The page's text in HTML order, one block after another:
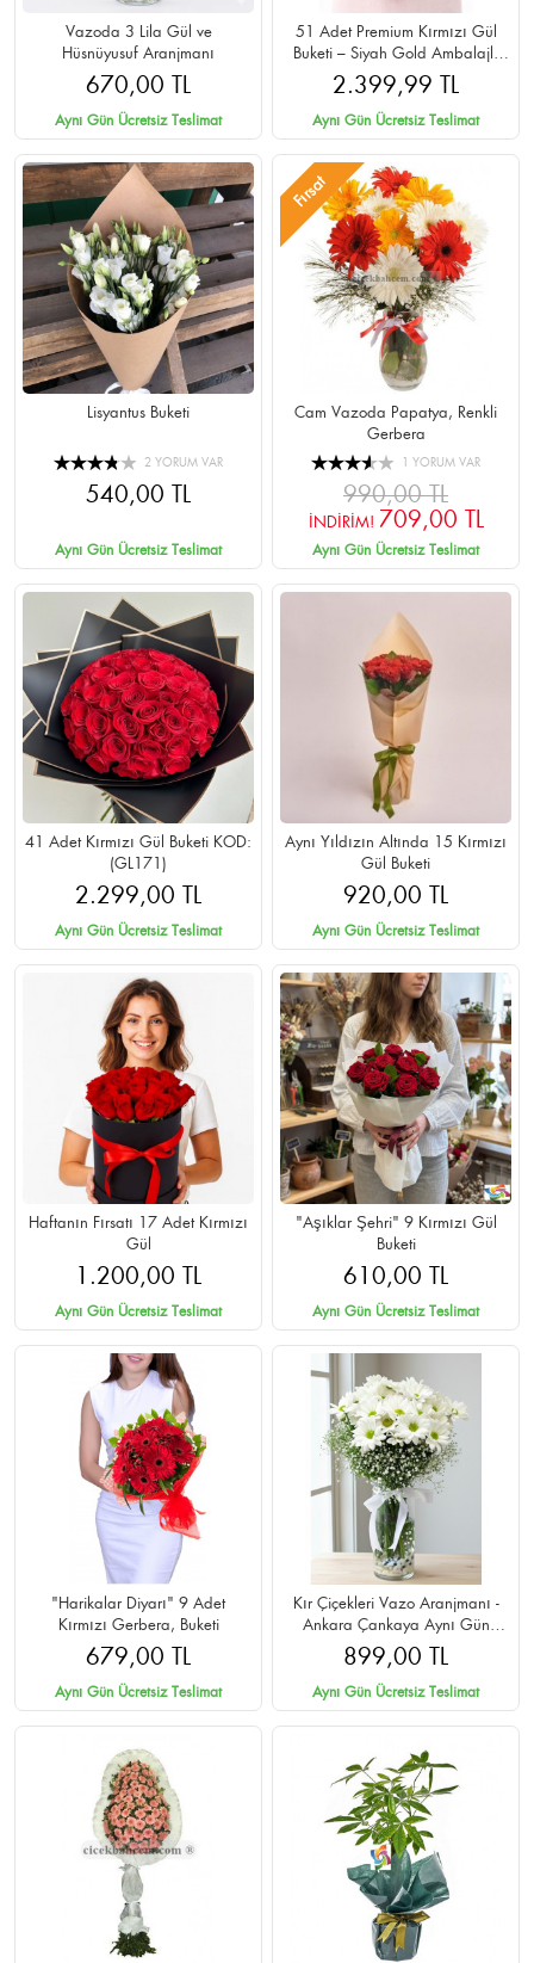
Vazoda 3 Lila Gül ve
Hüsnüyusuf Aranjmanı
670,00 TL
Aynı Gün Ücretsiz Teslimat
51 Adet Premium Kırmızı Gül
Buketi – Siyah Gold Ambalajlı
Cipsolu
2.399,99 TL
Aynı Gün Ücretsiz Teslimat
Lisyantus Buketi
2 YORUM VAR
540,00 TL
Aynı Gün Ücretsiz Teslimat
Fırsat
Cam Vazoda Papatya, Renkli
Gerbera
1 YORUM VAR
990,00 TL
İNDİRİM! 709,00 TL
Aynı Gün Ücretsiz Teslimat
41 Adet Kırmızı Gül Buketi KOD:
(GL171)
2.299,00 TL
Aynı Gün Ücretsiz Teslimat
Aynı Yıldızın Altında 15 Kırmızı
Gül Buketi
920,00 TL
Aynı Gün Ücretsiz Teslimat
Haftanın Fırsatı 17 Adet Kırmızı
Gül
1.200,00 TL
Aynı Gün Ücretsiz Teslimat
"Aşıklar Şehri" 9 Kırmızı Gül
Buketi
610,00 TL
Aynı Gün Ücretsiz Teslimat
"Harikalar Diyarı" 9 Adet
Kırmızı Gerbera, Buketi
679,00 TL
Aynı Gün Ücretsiz Teslimat
Kır Çiçekleri Vazo Aranjmanı -
Ankara Çankaya Aynı Gün
Teslim
899,00 TL
Aynı Gün Ücretsiz Teslimat